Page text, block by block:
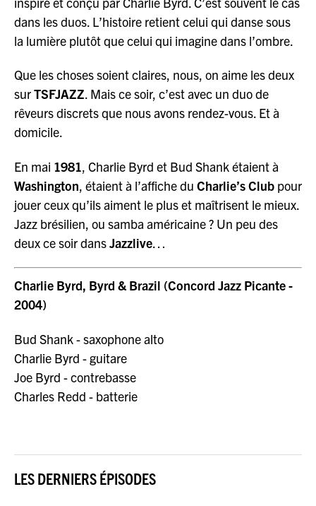
dans les duos. L’histoire retient celui qui danse sous
la lumière plutôt que celui qui imagine dans l’ombre.
Que les choses soient claires, nous, on aime les deux
surTSFJAZZ. Mais ce soir, c’est avec un duo de
rêveurs discrets que nous avons rendez-vous. Et à
domicile.
En mai 1981, Charlie Byrd et Bud Shank étaient à
Washington, étaient à l’affiche du Charlie’s Club pour
jouer ceux qu’ils aiment le plus et maîtrisent le mieux.
Jazz brésilien, ou samba américaine ? Un peu des
deux ce soir dansJazzlive…
Charlie Byrd, Byrd & Brazil (Concord Jazz Picante -
2004)
Bud Shank - saxophone alto
Charlie Byrd - guitare
Joe Byrd - contrebasse
Charles Redd - batterie
LES DERNIERS ÉPISODES